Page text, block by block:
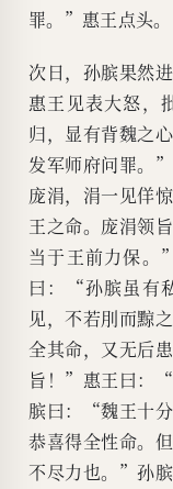
罪。”惠王点头。
次日，孙膑果然
惠王见表大怒，
归，显有背魏之
发军师府问罪。
庞涓，涓一见佯
王之命。庞涓领
当于王前力保。
曰：“孙膑虽有
见，不若刖而黥
全其命，又无后
旨！”惠王曰：
膑曰：“魏王十分
恭喜得全性命。
不尽力也。”孙